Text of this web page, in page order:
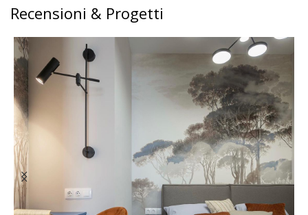
Recensioni & Progetti